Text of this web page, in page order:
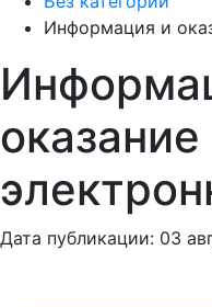
Информация и
оказание
Дата публикации: 03